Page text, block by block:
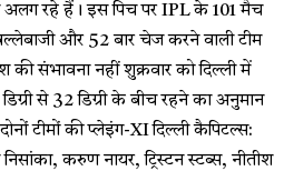
अलग रहे हैं। इस पिच पर IPL के 101 मैच
और 52 बार चेज करने वाली टीम
की संभावना नहीं शुक्रवार को दिल्ली में
से 32 डिग्री के बीच रहने का अनुमान
टीमों की प्लेइंग-XI दिल्ली कैपिटल्स:
करुण नायर, ट्रिस्टन स्टब्स, नीतीश